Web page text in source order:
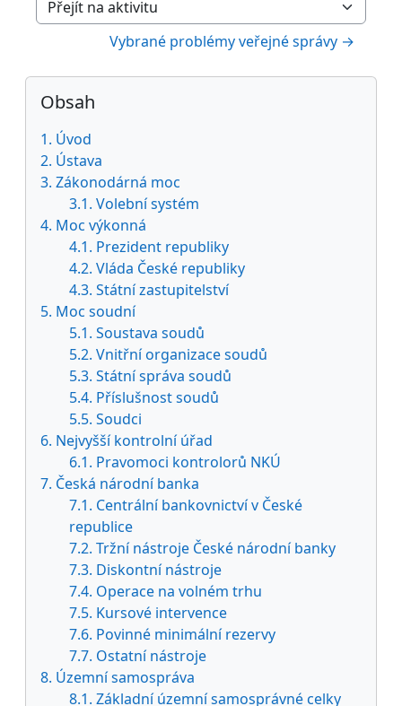
Přejít na aktivitu
Vybrané problémy veřejné správy →
Bloky
Přeskočit: Obsah
Obsah
1. Úvod
2. Ústava
3. Zákonodárná moc
3.1. Volební systém
4. Moc výkonná
4.1. Prezident republiky
4.2. Vláda České republiky
4.3. Státní zastupitelství
5. Moc soudní
5.1. Soustava soudů
5.2. Vnitřní organizace soudů
5.3. Státní správa soudů
5.4. Příslušnost soudů
5.5. Soudci
6. Nejvyšší kontrolní úřad
6.1. Pravomoci kontrolorů NKÚ
7. Česká národní banka
7.1. Centrální bankovnictví v České
republice
7.2. Tržní nástroje České národní banky
7.3. Diskontní nástroje
7.4. Operace na volném trhu
7.5. Kursové intervence
7.6. Povinné minimální rezervy
7.7. Ostatní nástroje
8. Územní samospráva
8.1. Základní územní samosprávné celky